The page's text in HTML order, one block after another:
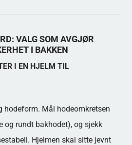
VALG SOM AVGJØR
I BAKKEN
I EN HJELM TIL
hodeform. Mål hodeomkretsen
og rundt bakhodet), og sjekk
Hjelmen skal sitte jevnt